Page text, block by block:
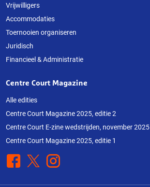
Vrijwilligers
Accommodaties
Toernooien organiseren
Juridisch
Financieel & Administratie
Centre Court Magazine
Alle edities
Centre Court Magazine 2025, editie 2
Centre Court E-zine wedstrijden, november 2025
Centre Court Magazine 2025, editie 1
Facebook
X Instagram